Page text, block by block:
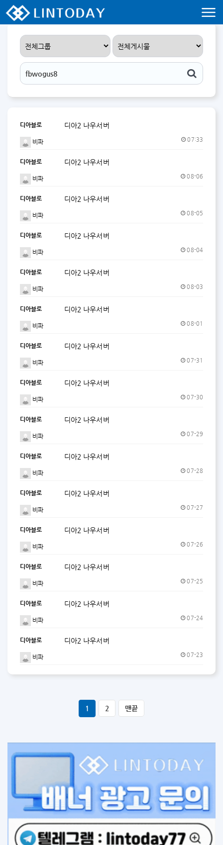
리니지 프리서버 홍보 및 프리서버 홍보 커뮤니티 사이트 린투데이 입니다.
디아블로 디아2 나우서버
비파 07:33
디아블로 디아2 나우서버
비파 08-06
디아블로 디아2 나우서버
비파 08-05
디아블로 디아2 나우서버
비파 08-04
디아블로 디아2 나우서버
비파 08-03
디아블로 디아2 나우서버
비파 08-01
디아블로 디아2 나우서버
비파 07-31
디아블로 디아2 나우서버
비파 07-30
디아블로 디아2 나우서버
비파 07-29
디아블로 디아2 나우서버
비파 07-28
디아블로 디아2 나우서버
비파 07-27
디아블로 디아2 나우서버
비파 07-26
디아블로 디아2 나우서버
비파 07-25
디아블로 디아2 나우서버
비파 07-24
디아블로 디아2 나우서버
비파 07-23
1 2 맨끝